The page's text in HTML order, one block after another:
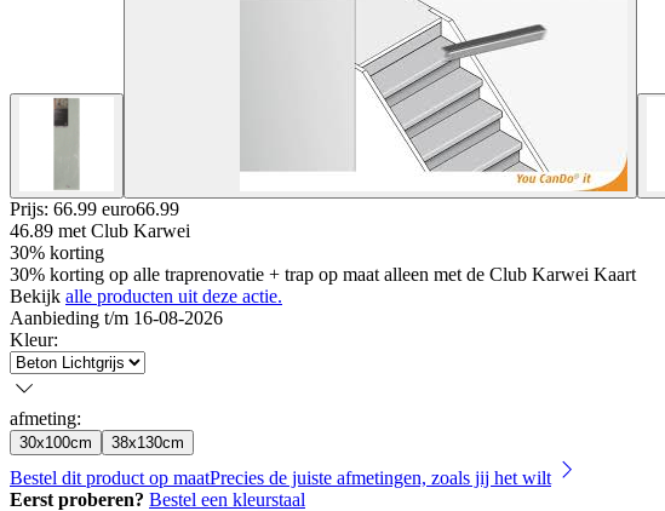
Prijs: 66.99 euro66.99
46.89 met Club Karwei
30% korting
30% korting op alle traprenovatie + trap op maat alleen met de Club Karwei Kaart
Bekijk alle producten uit deze actie.
Aanbieding t/m 16-08-2026
Kleur:
afmeting:
30x100cm 38x130cm
Bestel dit product op maatPrecies de juiste afmetingen, zoals jij het wilt
Eerst proberen? Bestel een kleurstaal